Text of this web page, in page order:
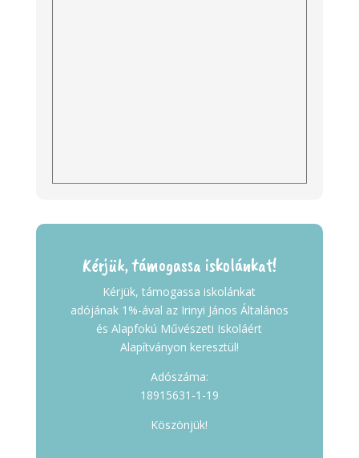
Kérjük, támogassa iskolánkat!
Kérjük, támogassa iskolánkat
adójának 1%-ával az Irinyi János Általános
és Alapfokú Művészeti Iskoláért
Alapítványon keresztül!
Adószáma:
18915631-1-19
Köszönjük!